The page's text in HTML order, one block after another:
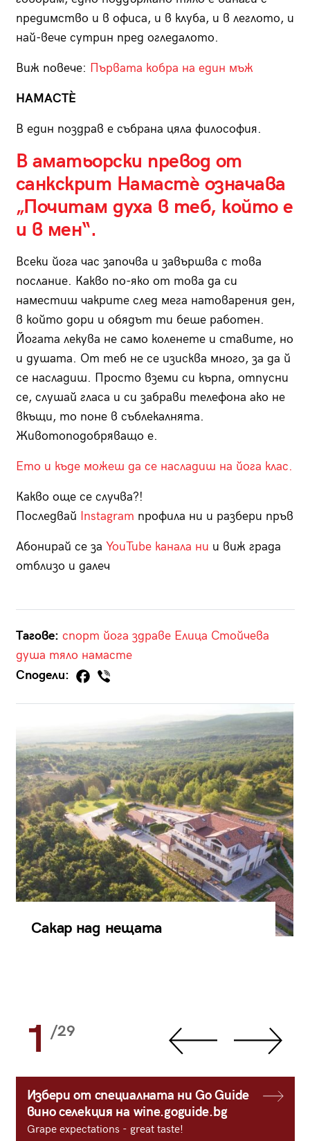
предимство и в офиса, и в клуба, и в леглото, и
най-вече сутрин пред огледалото.
Виж повече: Първата кобра на един мъж
НАМАСТЀ
В един поздрав е събрана цяла философия.
В аматьорски превод от
санкскрит Намастѐ означава
„Почитам духа в теб, който е
и в мен“.
Всеки йога час започва и завършва с това
послание. Какво по-яко от това да си
наместиш чакрите след мега натоварения ден,
в който дори и обядът ти беше работен.
Йогата лекува не само коленете и ставите, но
и душата. От теб не се изисква много, за да й
се насладиш. Просто вземи си кърпа, отпусни
се, слушай гласа и си забрави телефона ако не
вкъщи, то поне в съблекалнята.
Животоподобряващо е.
Ето и къде можеш да се насладиш на йога клас.
Какво още се случва?!
Последвай Instagram профила ни и разбери пръв
Абонирай се за YouTube канала ни и виж града
отблизо и далеч
Тагове: спорт йога здраве Елица Стойчева
душа тяло намасте
Сподели:
Сакар над нещата
1 /29
Избери от специалната ни Go Guide
вино селекция на wine.goguide.bg
Grape expectations - great taste!